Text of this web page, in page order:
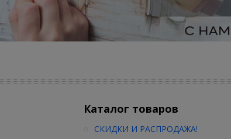
Каталог товаров
СКИДКИ И РАСПРОДАЖА!